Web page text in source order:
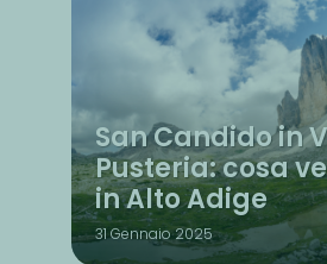
San Candido in
Pusteria: cosa
in Alto Adige
31 Gennaio 2025